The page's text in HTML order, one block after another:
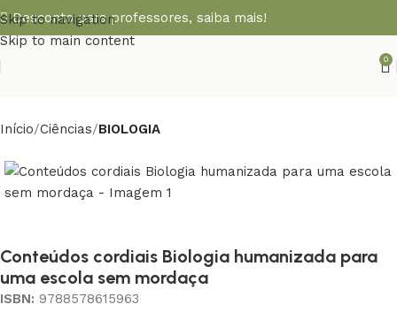
Skip to navigation
Skip to main content
Desconto para professores, saiba mais!
0
Início Ciências BIOLOGIA
Conteúdos cordiais Biologia humanizada para
uma escola sem mordaça
ISBN: 9788578615963